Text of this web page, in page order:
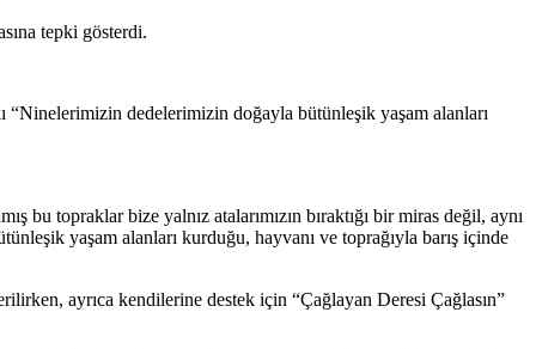
tepki gösterdi.
“Ninelerimizin dedelerimizin doğayla bütünleşik yaşam alanları
topraklar bize yalnız atalarımızın bıraktığı bir miras değil, aynı
yaşam alanları kurduğu, hayvanı ve toprağıyla barış içinde
ayrıca kendilerine destek için “Çağlayan Deresi Çağlasın”